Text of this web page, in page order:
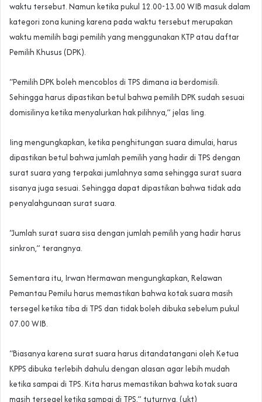
waktu tersebut. Namun ketika pukul 12.00-13.00 WIB masuk dalam
kategori zona kuning karena pada waktu tersebut merupakan
waktu memilih bagi pemilih yang menggunakan KTP atau daftar
Pemilih Khusus (DPK).
“Pemilih DPK boleh mencoblos di TPS dimana ia berdomisili.
Sehingga harus dipastikan betul bahwa pemilih DPK sudah sesuai
domisilinya ketika menyalurkan hak pilihnya,” jelas Iing.
Iing mengungkapkan, ketika penghitungan suara dimulai, harus
dipastikan betul bahwa jumlah pemilih yang hadir di TPS dengan
surat suara yang terpakai jumlahnya sama sehingga surat suara
sisanya juga sesuai. Sehingga dapat dipastikan bahwa tidak ada
penyalahgunaan surat suara.
“Jumlah surat suara sisa dengan jumlah pemilih yang hadir harus
sinkron,” terangnya.
Sementara itu, Irwan Hermawan mengungkapkan, Relawan
Pemantau Pemilu harus memastikan bahwa kotak suara masih
tersegel ketika tiba di TPS dan tidak boleh dibuka sebelum pukul
07.00 WIB.
“Biasanya karena surat suara harus ditandatangani oleh Ketua
KPPS dibuka terlebih dahulu dengan alasan agar lebih mudah
ketika sampai di TPS. Kita harus memastikan bahwa kotak suara
masih tersegel ketika sampai di TPS,” tuturnya. (ukt)